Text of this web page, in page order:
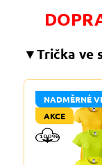
▼Trička ve
NADMĚRNÉ
AKCE